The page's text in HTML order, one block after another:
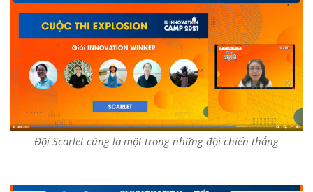
Đội Scarlet cũng là một trong những đội chiến thắng